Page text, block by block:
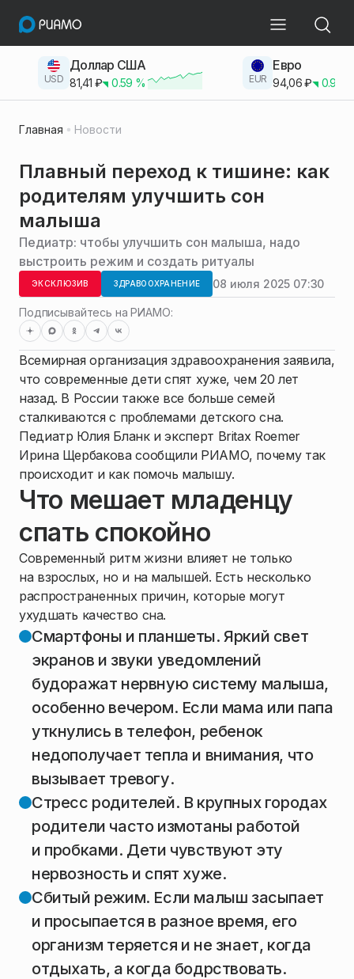
USD
Доллар США
81,41 ₽ 0.59 % EUR
Евро
94,06₽ 0.93
Главная Новости
Плавный переход к тишине: как
родителям улучшить сон
малыша
Педиатр: чтобы улучшить сон малыша, надо
выстроить режим и создать ритуалы
ЭКСКЛЮЗИВ ЗДРАВООХРАНЕНИЕ 08 июля 2025 07:30
Подписывайтесь на РИАМО:
Всемирная организация здравоохранения заявила,
что современные дети спят хуже, чем 20 лет
назад. В России также все больше семей
сталкиваются с проблемами детского сна.
Педиатр Юлия Бланк и эксперт Britax Roemer
Ирина Щербакова сообщили РИАМО, почему так
происходит и как помочь малышу.
Что мешает младенцу
спать спокойно
Современный ритм жизни влияет не только
на взрослых, но и на малышей. Есть несколько
распространенных причин, которые могут
ухудшать качество сна.
Смартфоны и планшеты. Яркий свет
экранов и звуки уведомлений
будоражат нервную систему малыша,
особенно вечером. Если мама или папа
уткнулись в телефон, ребенок
недополучает тепла и внимания, что
вызывает тревогу.
Стресс родителей. В крупных городах
родители часто измотаны работой
и пробками. Дети чувствуют эту
нервозность и спят хуже.
Сбитый режим. Если малыш засыпает
и просыпается в разное время, его
организм теряется и не знает, когда
отдыхать, а когда бодрствовать.